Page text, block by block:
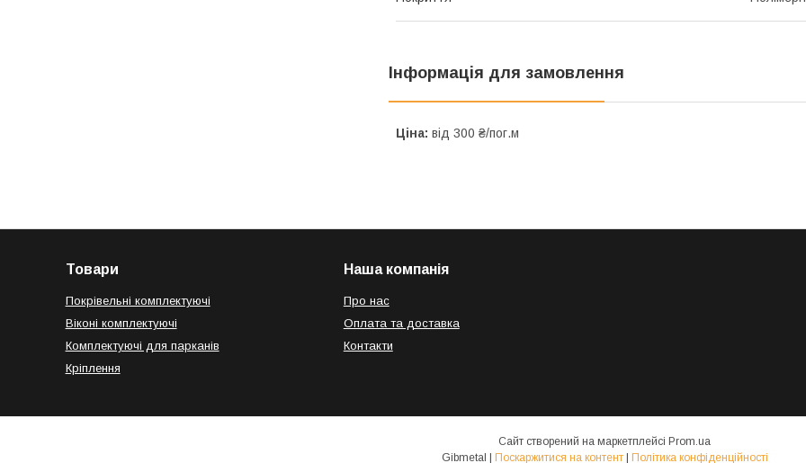
Інформація для замовлення
Ціна: від 300 ₴/пог.м
Товари
Покрівельні комплектуючі
Віконі комплектуючі
Комплектуючі для парканів
Кріплення
Наша компанія
Про нас
Оплата та доставка
Контакти
Сайт створений на маркетплейсі Prom.ua
Поскаржитися на контент Політика конфіденційності